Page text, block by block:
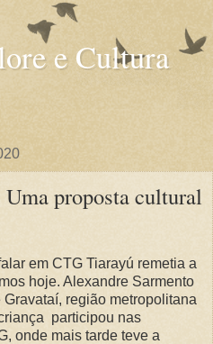
e Cultura
proposta cultural
em CTG Tiarayú remetia a
hoje. Alexandre Sarmento
região metropolitana
participou nas
onde mais tarde teve a